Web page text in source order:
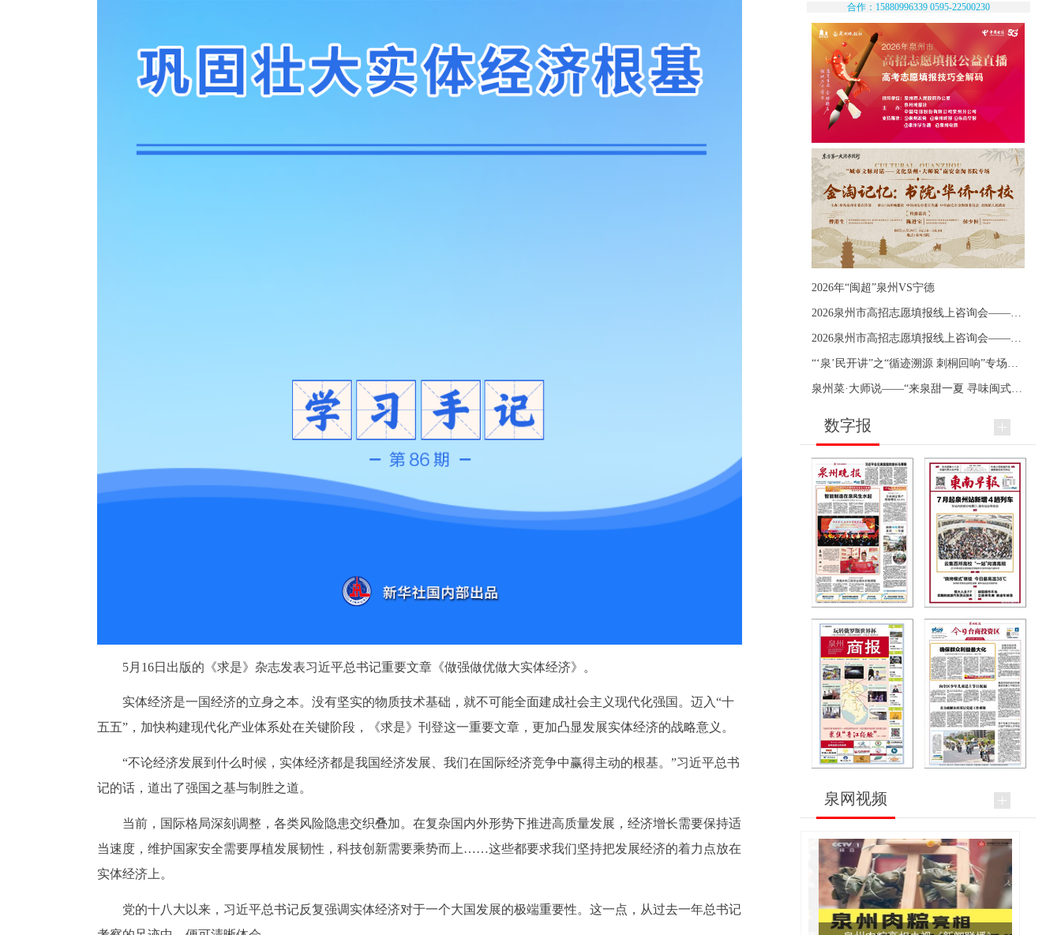
5月16日出版的《求是》杂志发表习近平总书记重要文章《做强做优做大实体经济》。
实体经济是一国经济的立身之本。没有坚实的物质技术基础，就不可能全面建成社会主义现代化强国。迈入“十
五五”，加快构建现代化产业体系处在关键阶段，《求是》刊登这一重要文章，更加凸显发展实体经济的战略意义。
“不论经济发展到什么时候，实体经济都是我国经济发展、我们在国际经济竞争中赢得主动的根基。”习近平总书
记的话，道出了强国之基与制胜之道。
当前，国际格局深刻调整，各类风险隐患交织叠加。在复杂国内外形势下推进高质量发展，经济增长需要保持适
当速度，维护国家安全需要厚植发展韧性，科技创新需要乘势而上……这些都要求我们坚持把发展经济的着力点放在
实体经济上。
党的十八大以来，习近平总书记反复强调实体经济对于一个大国发展的极端重要性。这一点，从过去一年总书记
合作：15880996339 0595-22500230
2026年“闽超”泉州VS宁德
数字报
泉网视频